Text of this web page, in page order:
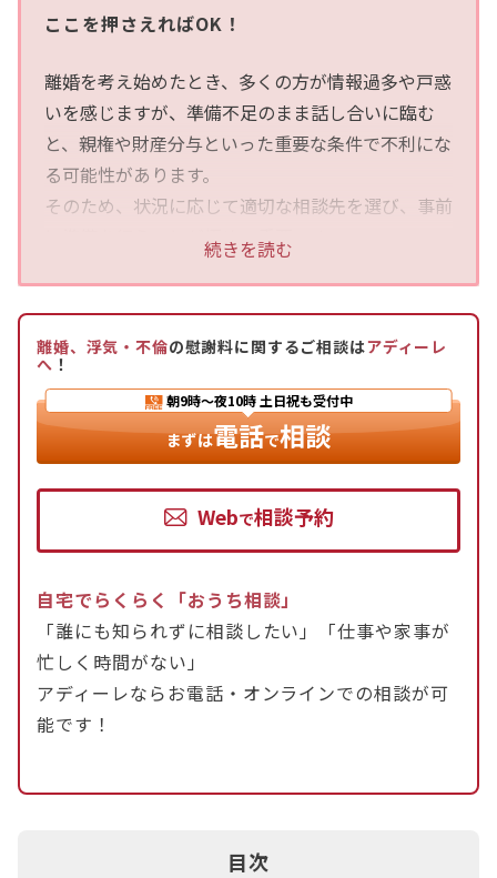
ここを押さえればOK！
離婚を考え始めたとき、多くの方が情報過多や戸惑
いを感じますが、準備不足のまま話し合いに臨む
と、親権や財産分与といった重要な条件で不利にな
る可能性があります。
そのため、状況に応じて適切な相談先を選び、事前
に準備を行うことが極めて重要です。
ポートを提供してくれますが、法的な問題解決はで
きません。
また、制度や手続きの一般的な情報は市区町村役場
の窓口で得られ、DV被害の場合は配偶者暴力相談
支援センターや警察が安全確保を支援します。
一方、慰謝料請求、財産分与、親権といった具体的
な離婚条件や法的手続きを知りたい場合は、法律の
特に、相手が既に弁護士を立てた場合、複雑な財産
分与がある場合、慰謝料の請求・減額交渉が必要な
場合、または調停や裁判が予想される場合は、弁護
士への相談が推奨されます。
離婚を考えている方は、1人で悩まず、一度アディ
続きを読む
離婚、浮気・不倫の慰謝料に関するご相談はアディーレ
へ ！
朝9時〜夜10時 土日祝も受付中
まずは電話で相談
Webで相談予約
自宅でらくらく「おうち相談」
「誰にも知られずに相談したい」「仕事や家事が
忙しく時間がない」
アディーレならお電話・オンラインでの相談が可
能です！
目次